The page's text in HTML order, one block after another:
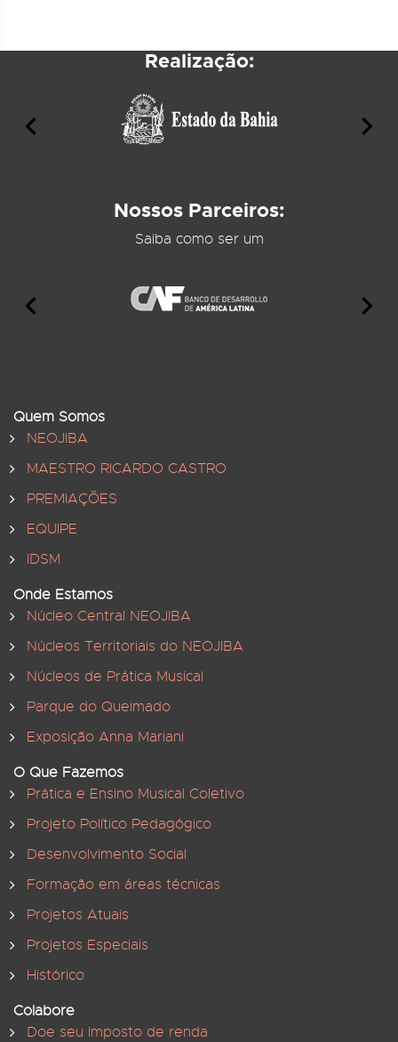
Realização:
Nossos Parceiros:
Saiba como ser um
Quem Somos
NEOJIBA
MAESTRO RICARDO CASTRO
PREMIAÇÕES
EQUIPE
IDSM
Onde Estamos
Núcleo Central NEOJIBA
Núcleos Territoriais do NEOJIBA
Núcleos de Prática Musical
Parque do Queimado
Exposição Anna Mariani
O Que Fazemos
Prática e Ensino Musical Coletivo
Projeto Político Pedagógico
Desenvolvimento Social
Formação em áreas técnicas
Projetos Atuais
Projetos Especiais
Histórico
Colabore
Doe seu Imposto de renda